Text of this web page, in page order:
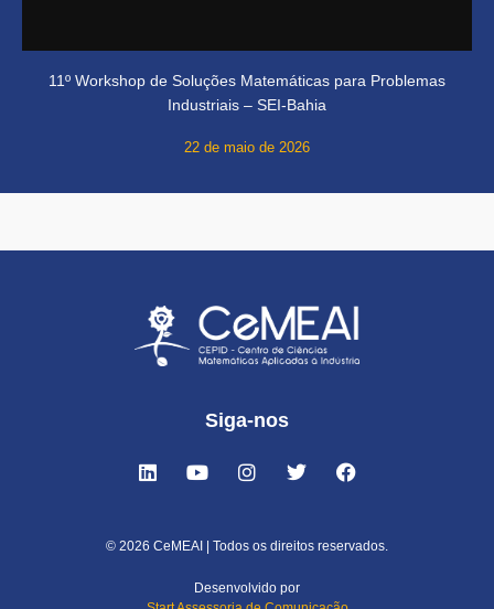
11º Workshop de Soluções Matemáticas para Problemas
Industriais – SEI-Bahia
22 de maio de 2026
Siga-nos
© 2026 CeMEAI | Todos os direitos reservados.
Desenvolvido por